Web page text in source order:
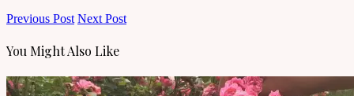
Previous Post Next Post
You Might Also Like